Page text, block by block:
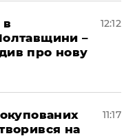
в
–
про нову
12:12
на
11:17